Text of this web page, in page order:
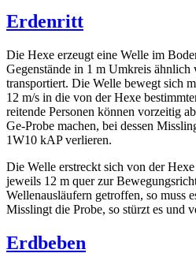
Erdenritt
Die Hexe erzeugt eine Welle im
Gegenstände in 1 m Umkreis ähnlich
transportiert. Die Welle bewegt sich
12 m/s in die von der Hexe
reitende Personen können vorzeitig
Ge-Probe machen, bei dessen
1W10 kAP verlieren.
Die Welle erstreckt sich von der
jeweils 12 m quer zur
Wellenausläufern getroffen, so muss
Misslingt die Probe, so stürzt es und
Erdbeben